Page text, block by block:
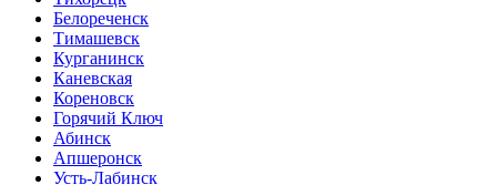
Белореченск
Тимашевск
Курганинск
Каневская
Кореновск
Горячий Ключ
Абинск
Апшеронск
Усть-Лабинск